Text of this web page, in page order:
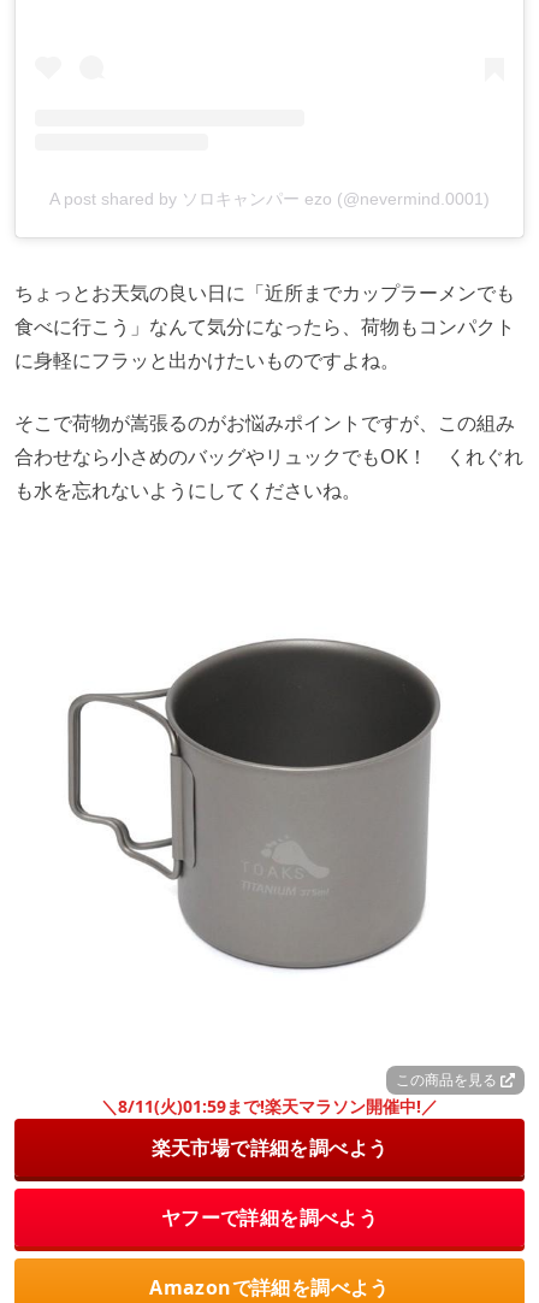
A post shared by ソロキャンパー ezo (@nevermind.0001)
ちょっとお天気の良い日に「近所までカップラーメンでも
食べに行こう」なんて気分になったら、荷物もコンパクト
に身軽にフラッと出かけたいものですよね。
そこで荷物が嵩張るのがお悩みポイントですが、この組み
合わせなら小さめのバッグやリュックでもOK！ くれぐれ
も水を忘れないようにしてくださいね。
この商品を見る
＼8/11(火)01:59まで!楽天マラソン開催中!／
楽天市場で詳細を調べよう
ヤフーで詳細を調べよう
Amazonで詳細を調べよう